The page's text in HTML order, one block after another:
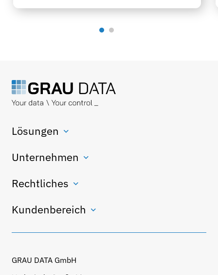
Lösungen
Unternehmen
Rechtliches
Kundenbereich
GRAU DATA GmbH